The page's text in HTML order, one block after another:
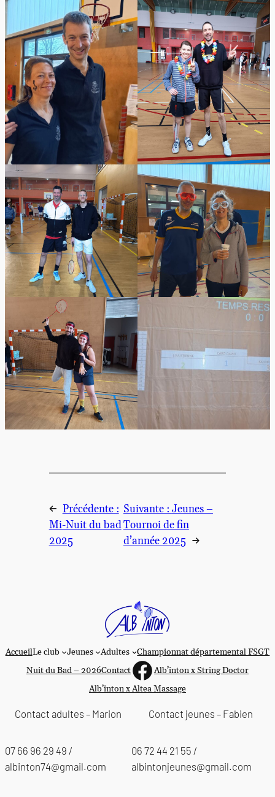
← Précédente :
Mi-Nuit du bad
2025
Suivante : Jeunes –
Tournoi de fin
d’année 2025 →
AccueilLe club Jeunes Adultes
Championnat départemental FSGT
Nuit du Bad – 2026Contacthttps://Alb’inton x String Doctor
Alb’inton x Altea Massage
Contact adultes – Marion
07 66 96 29 49 /
albinton74@gmail.com
Contact jeunes – Fabien
06 72 44 21 55 /
albintonjeunes@gmail.com